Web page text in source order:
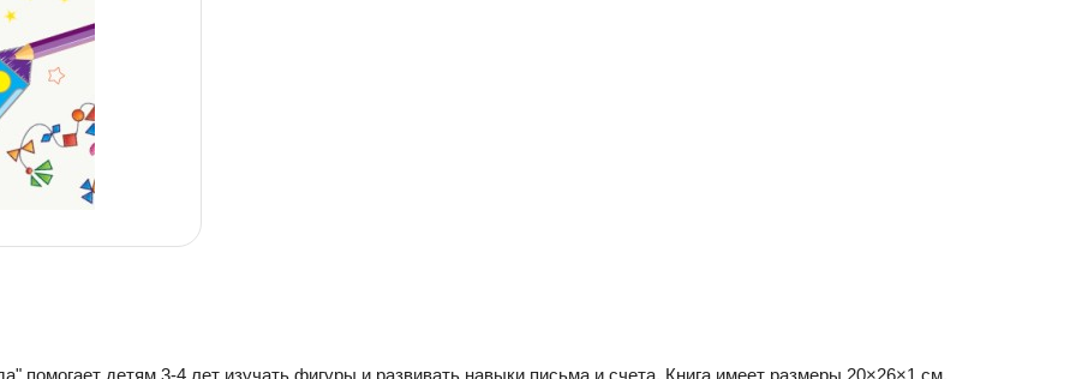
помогает детям 3-4 лет изучать фигуры и развивать навыки письма и счета. Книга имеет размеры 20×26×1 см,